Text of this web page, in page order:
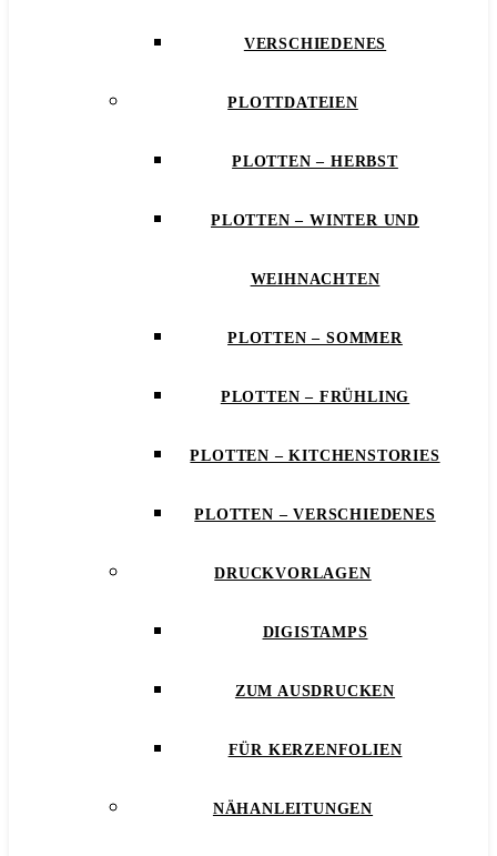
VERSCHIEDENES
PLOTTDATEIEN
PLOTTEN – HERBST
PLOTTEN – WINTER UND
WEIHNACHTEN
PLOTTEN – SOMMER
PLOTTEN – FRÜHLING
PLOTTEN – KITCHENSTORIES
PLOTTEN – VERSCHIEDENES
DRUCKVORLAGEN
DIGISTAMPS
ZUM AUSDRUCKEN
FÜR KERZENFOLIEN
NÄHANLEITUNGEN